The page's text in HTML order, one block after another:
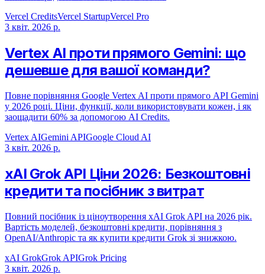
Vercel CreditsVercel StartupVercel Pro
3 квіт. 2026 р.
Vertex AI проти прямого Gemini: що
дешевше для вашої команди?
Повне порівняння Google Vertex AI проти прямого API Gemini
у 2026 році. Ціни, функції, коли використовувати кожен, і як
заощадити 60% за допомогою AI Credits.
Vertex AIGemini APIGoogle Cloud AI
3 квіт. 2026 р.
xAI Grok API Ціни 2026: Безкоштовні
кредити та посібник з витрат
Повний посібник із ціноутворення xAI Grok API на 2026 рік.
Вартість моделей, безкоштовні кредити, порівняння з
OpenAI/Anthropic та як купити кредити Grok зі знижкою.
xAI GrokGrok APIGrok Pricing
3 квіт. 2026 р.